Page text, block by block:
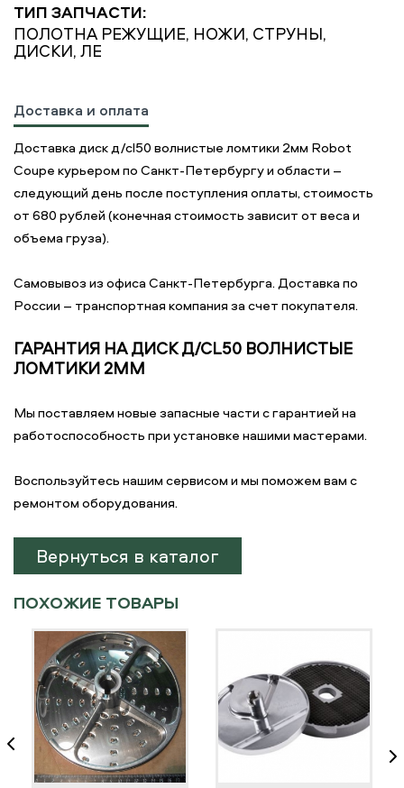
ТИП ЗАПЧАСТИ:
ПОЛОТНА РЕЖУЩИЕ, НОЖИ, СТРУНЫ,
ДИСКИ, ЛЕ
Доставка и оплата
Доставка диск д/cl50 волнистые ломтики 2мм Robot
Coupe курьером по Санкт-Петербургу и области –
следующий день после поступления оплаты, стоимость
от 680 рублей (конечная стоимость зависит от веса и
объема груза).
Самовывоз из офиса Санкт-Петербурга. Доставка по
России – транспортная компания за счет покупателя.
ГАРАНТИЯ НА ДИСК Д/CL50 ВОЛНИСТЫЕ
ЛОМТИКИ 2ММ
Мы поставляем новые запасные части с гарантией на
работоспособность при установке нашими мастерами.
Воспользуйтесь нашим сервисом и мы поможем вам с
ремонтом оборудования.
Вернуться в каталог
ПОХОЖИЕ ТОВАРЫ